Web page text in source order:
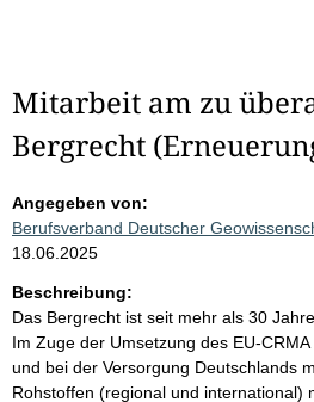
Mitarbeit am zu
Bergrecht
Angegeben von:
Berufsverband Deutscher
18.06.2025
Beschreibung:
Das Bergrecht ist seit mehr als 30
Im Zuge der Umsetzung des EU-
und bei der Versorgung Deutschlands
Rohstoffen (regional und international)